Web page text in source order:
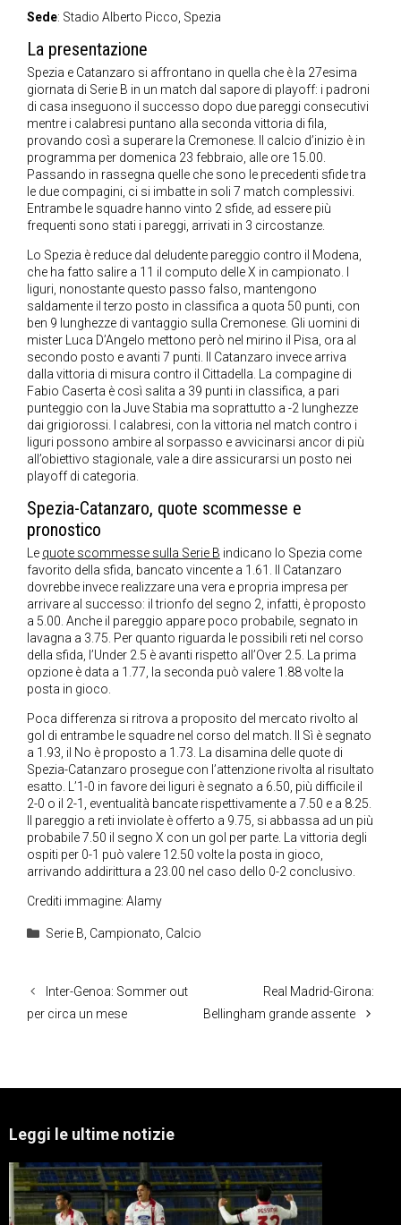
Sede: Stadio Alberto Picco, Spezia
La presentazione
Spezia e Catanzaro si affrontano in quella che è la 27esima
giornata di Serie B in un match dal sapore di playoff: i padroni
di casa inseguono il successo dopo due pareggi consecutivi
mentre i calabresi puntano alla seconda vittoria di fila,
provando così a superare la Cremonese. Il calcio d’inizio è in
programma per domenica 23 febbraio, alle ore 15.00.
Passando in rassegna quelle che sono le precedenti sfide tra
le due compagini, ci si imbatte in soli 7 match complessivi.
Entrambe le squadre hanno vinto 2 sfide, ad essere più
frequenti sono stati i pareggi, arrivati in 3 circostanze.
Lo Spezia è reduce dal deludente pareggio contro il Modena,
che ha fatto salire a 11 il computo delle X in campionato. I
liguri, nonostante questo passo falso, mantengono
saldamente il terzo posto in classifica a quota 50 punti, con
ben 9 lunghezze di vantaggio sulla Cremonese. Gli uomini di
mister Luca D’Angelo mettono però nel mirino il Pisa, ora al
secondo posto e avanti 7 punti. Il Catanzaro invece arriva
dalla vittoria di misura contro il Cittadella. La compagine di
Fabio Caserta è così salita a 39 punti in classifica, a pari
punteggio con la Juve Stabia ma soprattutto a -2 lunghezze
dai grigiorossi. I calabresi, con la vittoria nel match contro i
liguri possono ambire al sorpasso e avvicinarsi ancor di più
all’obiettivo stagionale, vale a dire assicurarsi un posto nei
playoff di categoria.
Spezia-Catanzaro, quote scommesse e
pronostico
Le quote scommesse sulla Serie B indicano lo Spezia come
favorito della sfida, bancato vincente a 1.61. Il Catanzaro
dovrebbe invece realizzare una vera e propria impresa per
arrivare al successo: il trionfo del segno 2, infatti, è proposto
a 5.00. Anche il pareggio appare poco probabile, segnato in
lavagna a 3.75. Per quanto riguarda le possibili reti nel corso
della sfida, l’Under 2.5 è avanti rispetto all’Over 2.5. La prima
opzione è data a 1.77, la seconda può valere 1.88 volte la
posta in gioco.
Poca differenza si ritrova a proposito del mercato rivolto al
gol di entrambe le squadre nel corso del match. Il Sì è segnato
a 1.93, il No è proposto a 1.73. La disamina delle quote di
Spezia-Catanzaro prosegue con l’attenzione rivolta al risultato
esatto. L’1-0 in favore dei liguri è segnato a 6.50, più difficile il
2-0 o il 2-1, eventualità bancate rispettivamente a 7.50 e a 8.25.
Il pareggio a reti inviolate è offerto a 9.75, si abbassa ad un più
probabile 7.50 il segno X con un gol per parte. La vittoria degli
ospiti per 0-1 può valere 12.50 volte la posta in gioco,
arrivando addirittura a 23.00 nel caso dello 0-2 conclusivo.
Crediti immagine: Alamy
Categorie
Serie B, Campionato, Calcio
Inter-Genoa: Sommer out
per circa un mese
Real Madrid-Girona:
Bellingham grande assente
Leggi le ultime notizie